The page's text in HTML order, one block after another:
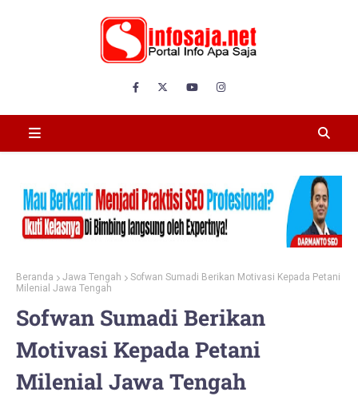
Beranda Jawa Tengah
Sofwan Sumadi Berikan Motivasi Kepada Petani
Milenial Jawa Tengah
Sofwan Sumadi Berikan
Motivasi Kepada Petani
Milenial Jawa Tengah